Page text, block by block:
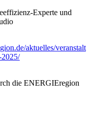
Experte und
aktuelles/veranstalt
2025/
die ENERGIEregion